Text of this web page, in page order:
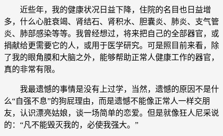
近些年，我的健康状况日益下降，住院的名目也日益增
多，什么心脏衰竭、肾结石、肾积水、胆囊炎、肺炎、支气管
炎、肺部感染等等。我曾经想过，将来把自己的全部器官，或
捐献给更需要它的人，或用于医学研究。可是照目前来看，除
了我的眼角膜和大脑之外，能够帮助正常人健康工作的器官，
真的非常有限。
我最遗憾的事情是没有上过学，当然，遗憾的原因不是什
么“自强不息”的狗屁理由，而是遗憾不能像正常人一样交朋
友，认识漂亮姑娘，谈一场简单的恋爱。但是就像狂人尼采说
的：“凡不能毁灭我的，必使我强大。”